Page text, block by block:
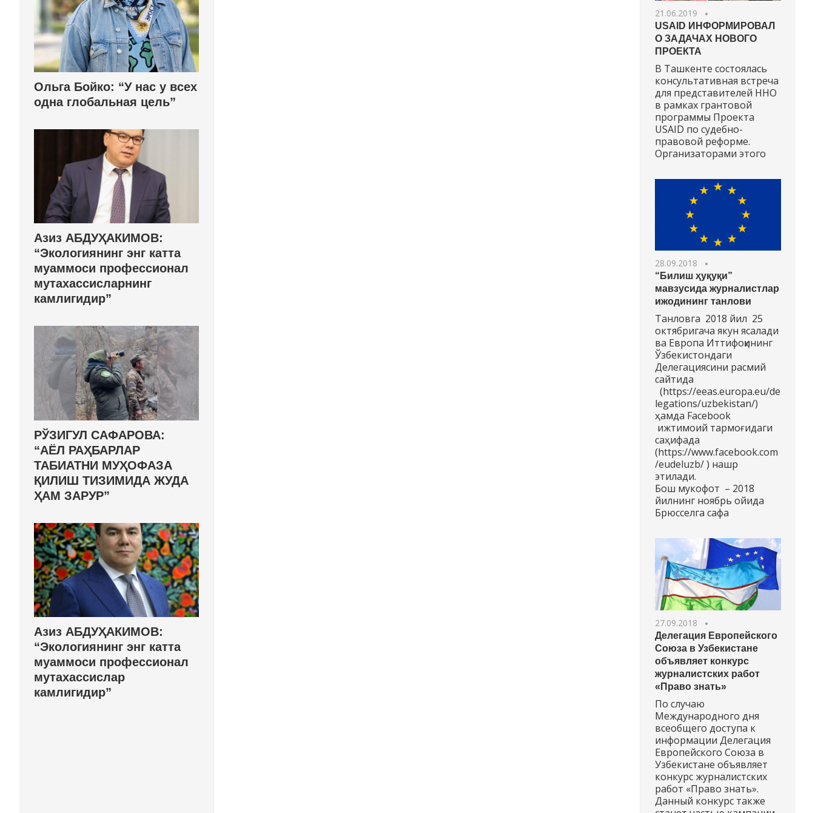
Ольга Бойко: “У нас у всех
одна глобальная цель”
Азиз АБДУҲАКИМОВ:
“Экологиянинг энг катта
муаммоси профессионал
мутахассисларнинг
камлигидир”
РЎЗИГУЛ САФАРОВА:
“АЁЛ РАҲБАРЛАР
ТАБИАТНИ МУҲОФАЗА
ҚИЛИШ ТИЗИМИДА ЖУДА
ҲАМ ЗАРУР”
Азиз АБДУҲАКИМОВ:
“Экологиянинг энг катта
муаммоси профессионал
мутахассислар
камлигидир”
21.06.2019
USAID ИНФОРМИРОВАЛ
О ЗАДАЧАХ НОВОГО
ПРОЕКТА
В Ташкенте состоялась
консультативная встреча
для представителей ННО
в рамках грантовой
программы Проекта
USAID по судебно-
правовой реформе.
Организаторами этого
28.09.2018
“Билиш ҳуқуқи”
мавзусида журналистлар
ижодининг танлови
Танловга 2018 йил 25
октябригача якун ясалади
ва Европа Иттифоқининг
Ўзбекистондаги
Делегациясини расмий
сайтида
(https://eeas.europa.eu/de
legations/uzbekistan/)
ҳамда Facebook
ижтимоий тармоғидаги
саҳифада
(https://www.facebook.com
/eudeluzb/ ) нашр
этилади.
Бош мукофот – 2018
йилнинг ноябрь ойида
Брюсселга сафа
27.09.2018
Делегация Европейского
Союза в Узбекистане
объявляет конкурс
журналистских работ
«Право знать»
По случаю
Международного дня
всеобщего доступа к
информации Делегация
Европейского Союза в
Узбекистане объявляет
конкурс журналистских
работ «Право знать».
Данный конкурс также